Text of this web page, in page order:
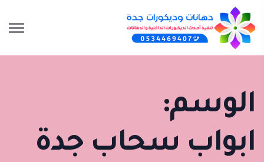
الوسم:
ابواب سحاب جدة